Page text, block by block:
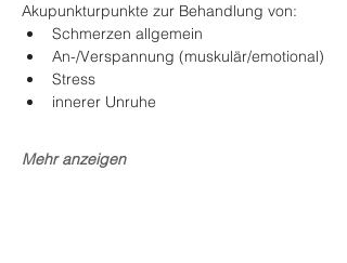
Akupunkturpunkte zur Behandlung von:
Schmerzen allgemein
An-/Verspannung (muskulär/emotional)
Stress
innerer Unruhe
Mehr anzeigen